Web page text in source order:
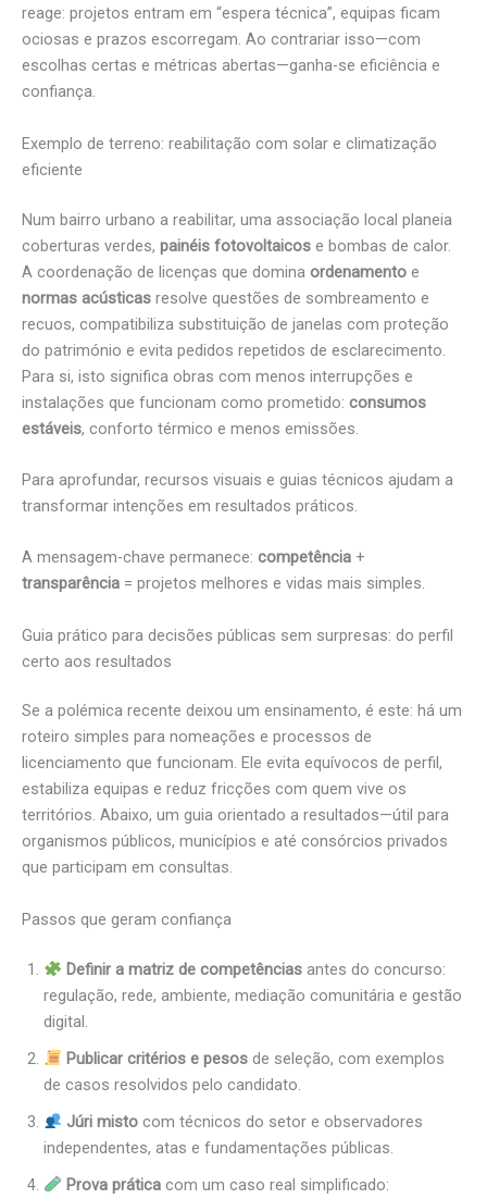
reage: projetos entram em “espera técnica”, equipas ficam
ociosas e prazos escorregam. Ao contrariar isso—com
escolhas certas e métricas abertas—ganha-se eficiência e
confiança.
Exemplo de terreno: reabilitação com solar e climatização
eficiente
Num bairro urbano a reabilitar, uma associação local planeia
coberturas verdes, painéis fotovoltaicos e bombas de calor.
A coordenação de licenças que domina ordenamento e
normas acústicas resolve questões de sombreamento e
recuos, compatibiliza substituição de janelas com proteção
do património e evita pedidos repetidos de esclarecimento.
Para si, isto significa obras com menos interrupções e
instalações que funcionam como prometido: consumos
estáveis, conforto térmico e menos emissões.
Para aprofundar, recursos visuais e guias técnicos ajudam a
transformar intenções em resultados práticos.
A mensagem-chave permanece: competência +
transparência = projetos melhores e vidas mais simples.
Guia prático para decisões públicas sem surpresas: do perfil
certo aos resultados
Se a polémica recente deixou um ensinamento, é este: há um
roteiro simples para nomeações e processos de
licenciamento que funcionam. Ele evita equívocos de perfil,
estabiliza equipas e reduz fricções com quem vive os
territórios. Abaixo, um guia orientado a resultados—útil para
organismos públicos, municípios e até consórcios privados
que participam em consultas.
Passos que geram confiança
Definir a matriz de competênciasantes do concurso:
regulação, rede, ambiente, mediação comunitária e gestão
digital.
Publicar critérios e pesosde seleção, com exemplos
de casos resolvidos pelo candidato.
Júri mistocom técnicos do setor e observadores
independentes, atas e fundamentações públicas.
Prova práticacom um caso real simplificado: